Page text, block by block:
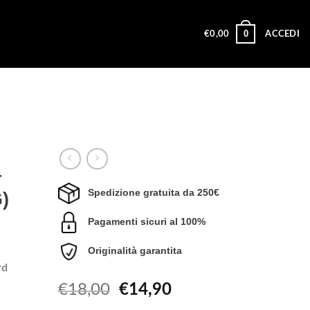
€0,00 0 ACCEDI
Spedizione gratuita da 250€
Pagamenti sicuri al 100%
Originalità garantita
€18,00 Il
€14,90Il